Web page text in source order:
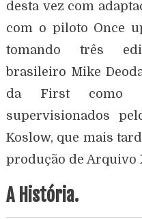
desta vez com
com o piloto Once
tomando três
brasileiro Mike
da First como
supervisionados
Koslow, que mais
produção de Arquivo
A História.